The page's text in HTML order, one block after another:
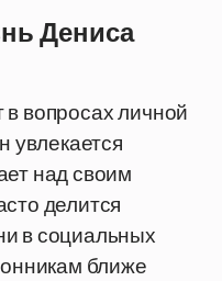
Дениса
вопросах личной
увлекается
над своим
делится
в социальных
ближе